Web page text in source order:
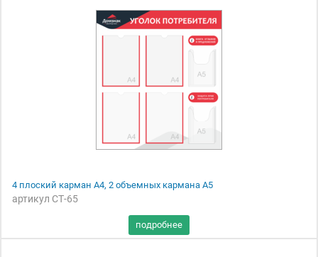
4 плоский карман А4, 2 объемных кармана А5
артикул СТ-65